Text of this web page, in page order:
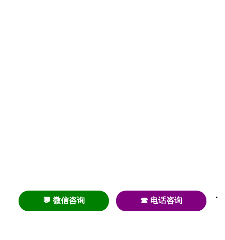
💬 微信咨询 ☎ 电话咨询